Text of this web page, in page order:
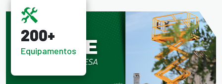
200+
Equipamentos